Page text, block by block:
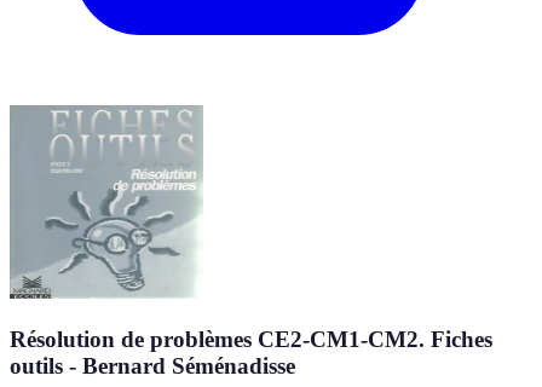
Résolution de problèmes CE2-CM1-CM2. Fiches
outils - Bernard Séménadisse